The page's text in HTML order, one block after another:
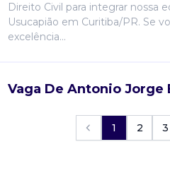
Direito Civil para integrar nossa
Usucapião em Curitiba/PR. Se
excelência...
Vaga De Antonio Jorge
Advogado civilista
1 2 3